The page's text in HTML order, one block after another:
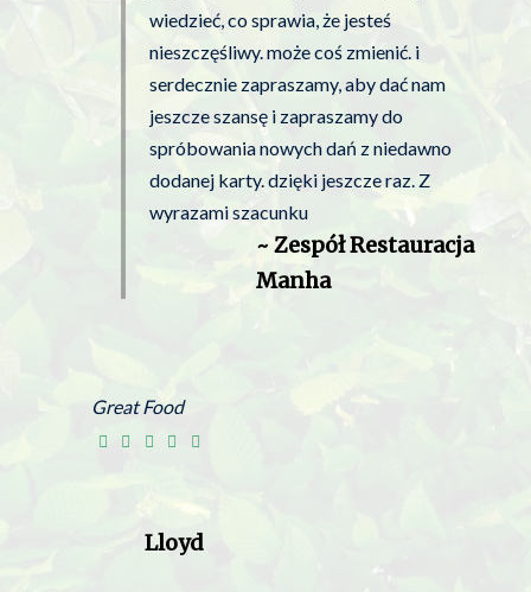
wiedzieć, co sprawia, że ​​jesteś
nieszczęśliwy. może coś zmienić. i
serdecznie zapraszamy, aby dać nam
jeszcze szansę i zapraszamy do
spróbowania nowych dań z niedawno
dodanej karty. dzięki jeszcze raz. Z
wyrazami szacunku
~ Zespół Restauracja
Manha
Great Food
Lloyd